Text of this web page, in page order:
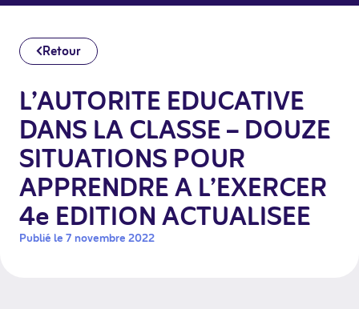
Retour
L’AUTORITE EDUCATIVE
DANS LA CLASSE – DOUZE
SITUATIONS POUR
APPRENDRE A L’EXERCER
4e EDITION ACTUALISEE
Publié le 7 novembre 2022